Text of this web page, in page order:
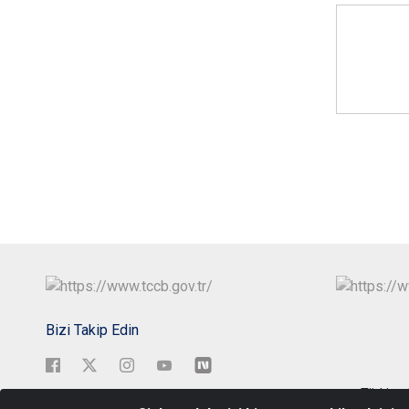
Bizi Takip Edin
Türkiye